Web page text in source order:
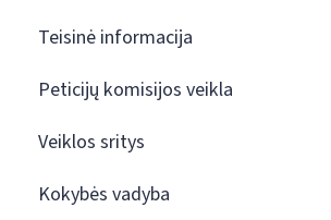
Teisinė informacija
Peticijų komisijos veikla
Veiklos sritys
Kokybės vadyba